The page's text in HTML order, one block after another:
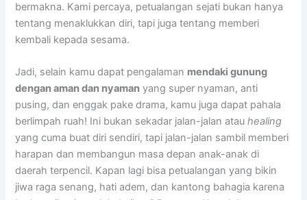
bermakna. Kami percaya, petualangan sejati bukan hanya
tentang menaklukkan diri, tapi juga tentang memberi
kembali kepada sesama.
Jadi, selain kamu dapat pengalaman mendaki gunung
dengan aman dan nyaman yang super nyaman, anti
pusing, dan enggak pake drama, kamu juga dapat pahala
berlimpah ruah! Ini bukan sekadar jalan-jalan atauhealing
yang cuma buat diri sendiri, tapi jalan-jalan sambil memberi
harapan dan membangun masa depan anak-anak di
daerah terpencil. Kapan lagi bisa petualangan yang bikin
jiwa raga senang, hati adem, dan kantong bahagia karena